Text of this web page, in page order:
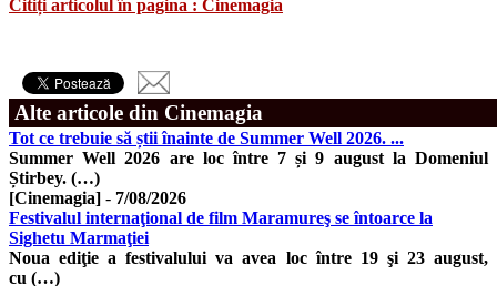
Citiți articolul în pagina : Cinemagia
Alte articole din Cinemagia
Tot ce trebuie să știi înainte de Summer Well 2026. ...
Summer Well 2026 are loc între 7 și 9 august la Domeniul
Știrbey. (…)
[Cinemagia] - 7/08/2026
Festivalul internaţional de film Maramureş se întoarce la
Sighetu Marmaţiei
Noua ediţie a festivalului va avea loc între 19 şi 23 august,
cu (…)